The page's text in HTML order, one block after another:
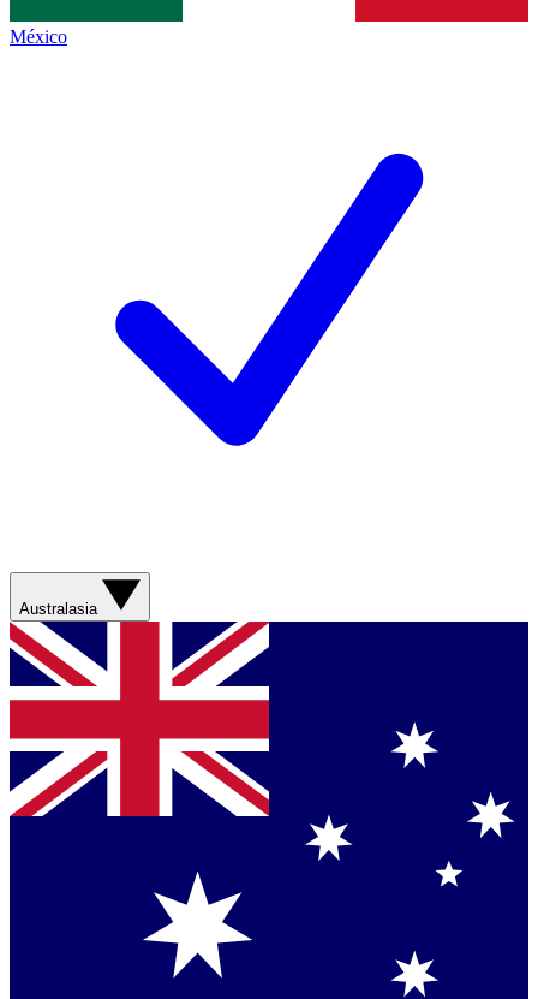
México
Australasia